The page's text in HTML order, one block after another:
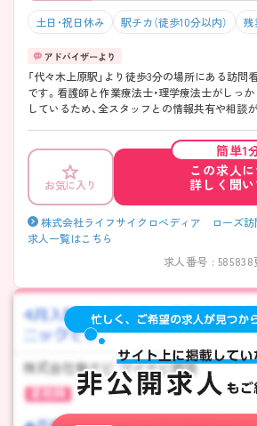
土日・祝日休み 駅チカ（徒歩10分以内） 残
「代々木上原駅」より徒歩3分の場所にある訪問
です。看護師と作業療法士・理学療法士がしっ
しているため、全スタッフとの情報共有や相談
お気に入り
簡単1
この求人
詳しく聞
株式会社ライフサイクロぺディア ローズ
求人一覧はこちら
求人番号 : 585838